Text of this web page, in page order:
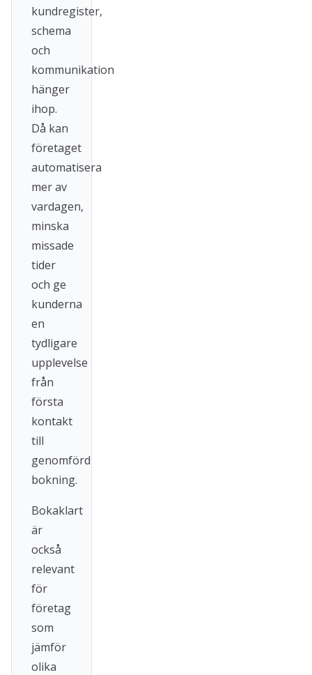
kundregister,
schema
och
kommunikation
hänger
ihop.
Då kan
företaget
automatisera
mer av
vardagen,
minska
missade
tider
och ge
kunderna
en
tydligare
upplevelse
från
första
kontakt
till
genomförd
bokning.
Bokaklart
är
också
relevant
för
företag
som
jämför
olika